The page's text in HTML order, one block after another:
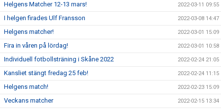
Helgens Matcher 12-13 mars! 2022-03-11 09:55
I helgen firades Ulf Fransson 2022-03-08 14:47
Helgens matcher! 2022-03-01 15:09
Fira in våren på lördag! 2022-03-01 10:58
Individuell fotbollsträning i Skåne 2022 2022-02-24 21:05
Kansliet stängt fredag 25 feb! 2022-02-24 11:15
Helgens match! 2022-02-23 15:09
Veckans matcher 2022-02-15 13:34